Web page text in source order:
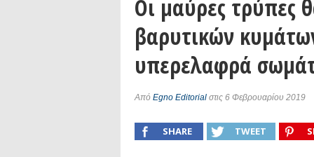
Άρθρο με αφορμή το Nobel Φυσικής
Συνέντευξη: Το ελληνικό
Συνέντευξη: Ο ερευνητής
Συνέντευξη: Συζητώντας με τον
podcast: Τι είναι τα Βαρυτικά
podcast: Αναζητώντας τα Βαρυτικά
Συνέντευξη: Ο ερευνητής Διονύσης
Οι μαύρες τρύπες
βαρυτικών
υπερελαφρά
Από Egno Editorial στις 6 Φεβρουαρίου 2019
SHARE TWEET